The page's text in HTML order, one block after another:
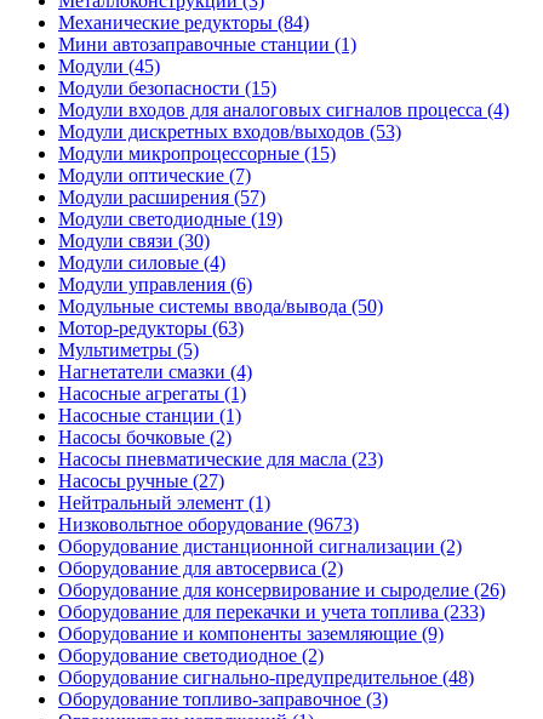
Механические редукторы (84)
Мини автозаправочные станции (1)
Модули (45)
Модули безопасности (15)
Модули входов для аналоговых сигналов процесса (4)
Модули дискретных входов/выходов (53)
Модули микропроцессорные (15)
Модули оптические (7)
Модули расширения (57)
Модули светодиодные (19)
Модули связи (30)
Модули силовые (4)
Модули управления (6)
Модульные системы ввода/вывода (50)
Мотор-редукторы (63)
Мультиметры (5)
Нагнетатели смазки (4)
Насосные агрегаты (1)
Насосные станции (1)
Насосы бочковые (2)
Насосы пневматические для масла (23)
Насосы ручные (27)
Нейтральный элемент (1)
Низковольтное оборудование (9673)
Оборудование дистанционной сигнализации (2)
Оборудование для автосервиса (2)
Оборудование для консервирование и сыроделие (26)
Оборудование для перекачки и учета топлива (233)
Оборудование и компоненты заземляющие (9)
Оборудование светодиодное (2)
Оборудование сигнально-предупредительное (48)
Оборудование топливо-заправочное (3)